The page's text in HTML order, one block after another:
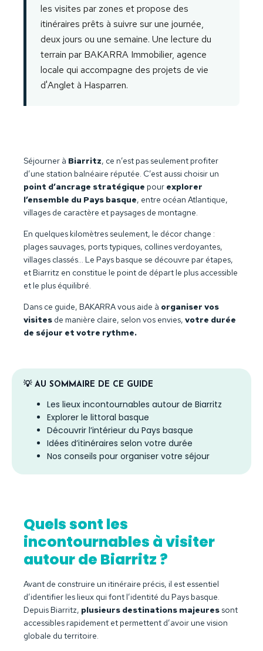
les visites par zones et propose des
itinéraires prêts à suivre sur une journée,
deux jours ou une semaine. Une lecture du
terrain par BAKARRA Immobilier, agence
locale qui accompagne des projets de vie
d'Anglet à Hasparren.
Séjourner à Biarritz, ce n’est pas seulement profiter
d’une station balnéaire réputée. C’est aussi choisir un
point d’ancrage stratégique pour explorer
l’ensemble du Pays basque, entre océan Atlantique,
villages de caractère et paysages de montagne.
En quelques kilomètres seulement, le décor change :
plages sauvages, ports typiques, collines verdoyantes,
villages classés… Le Pays basque se découvre par étapes,
et Biarritz en constitue le point de départ le plus accessible
et le plus équilibré.
Dans ce guide, BAKARRA vous aide à organiser vos
visites de manière claire, selon vos envies, votre durée
de séjour et votre rythme.
💡 AU SOMMAIRE DE CE GUIDE
Les lieux incontournables autour de Biarritz
Explorer le littoral basque
Découvrir l’intérieur du Pays basque
Idées d’itinéraires selon votre durée
Nos conseils pour organiser votre séjour
Quels sont les
incontournables à visiter
autour de Biarritz ?
Avant de construire un itinéraire précis, il est essentiel
d’identifier les lieux qui font l’identité du Pays basque.
Depuis Biarritz, plusieurs destinations majeures sont
accessibles rapidement et permettent d’avoir une vision
globale du territoire.